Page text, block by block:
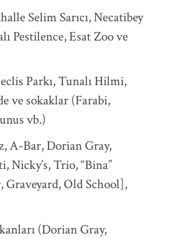
Selim Sarıcı, Necatibey
Pestilence, Esat Zoo ve
Parkı, Tunalı Hilmi,
ve sokaklar (Farabi,
vb.)
A-Bar, Dorian Gray,
Nicky’s, Trio, “Bina”
Graveyard, Old School],
(Dorian Gray,